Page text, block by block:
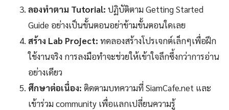
ลองทำตาม Tutorial: ปฏิบัติตาม Getting Started
Guide อย่างเป็นขั้นตอนอย่าข้ามขั้นตอนใดเลย
สร้าง Lab Project: ทดลองสร้างโปรเจกต์เล็กๆเพื่อฝึก
ใช้งานจริง การลงมือทำจะช่วยให้เข้าใจลึกซึ้งกว่าการอ่าน
อย่างเดียว
ศึกษาต่อเนื่อง: ติดตามบทความที่ SiamCafe.net และ
เข้าร่วม community เพื่อแลกเปลี่ยนความรู้